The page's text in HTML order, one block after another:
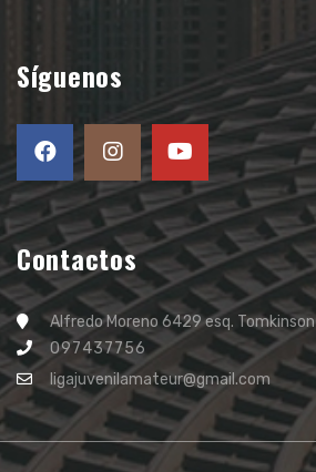
Síguenos
Contactos
Alfredo Moreno 6429 esq. Tomkinson
097437756
ligajuvenilamateur@gmail.com